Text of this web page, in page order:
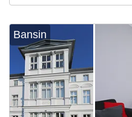
Bansin